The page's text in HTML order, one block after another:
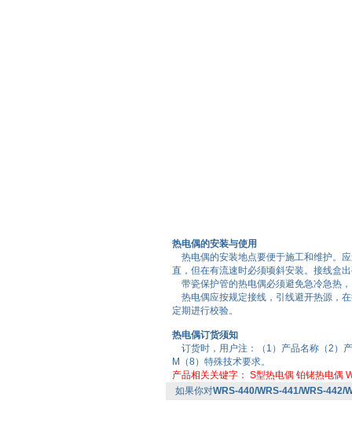
热电偶的安装与使用
热电偶的安装地点要便于施工和维护。
直，但在有流速时必须顷斜安装。接线盒
带瓷保护管的热电偶必须避免急冷急热
热电偶应按规定接线，引线避开热源，
定期进行校验。
热电偶订货须知
订货时，用户注：（1）产品名称（2）
M（8）特殊技术要求。
产品相关关键字： S型热电偶 铂铑热电偶
如果你对WRS-440/WRS-441/WRS-442/